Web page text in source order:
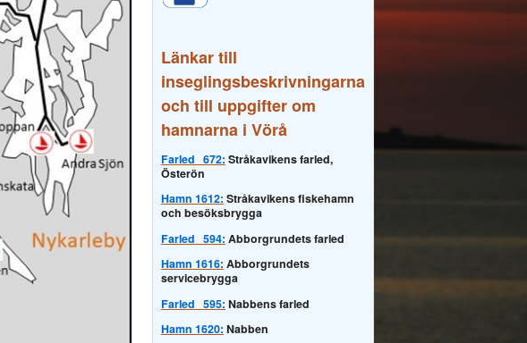
Länkar till
inseglingsbeskrivningarna
och till uppgifter om
hamnarna i Vörå
Farled 672: Stråkavikens farled,
Österön
Hamn 1612: Stråkavikens fiskehamn
och besöksbrygga
Farled 594: Abborgrundets farled
Hamn 1616: Abborgrundets
servicebrygga
Farled 595: Nabbens farled
Hamn 1620: Nabben